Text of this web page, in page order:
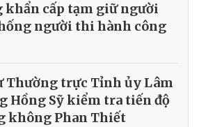
khẩn cấp tạm giữ người
người thi hành công
Thường trực Tỉnh ủy Lâm
Hồng Sỹ kiểm tra tiến độ
không Phan Thiết